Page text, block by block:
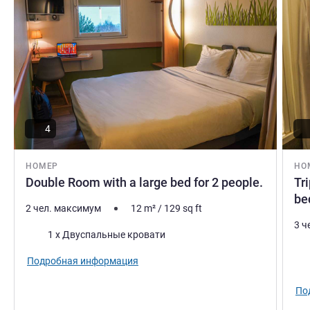
НОМЕР
Double Room with a large bed for 2 people.
4
2 чел. максимум 12 m²/ 129 sq ft
Постель1 x Двуспальные кровати
Подробная информация
3